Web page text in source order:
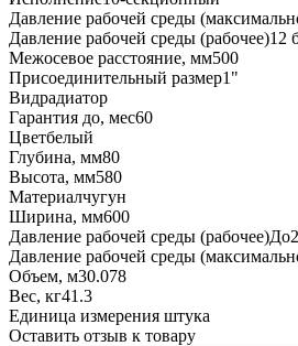
Давление рабочей среды
Давление рабочей среды (рабочее)12
Межосевое расстояние, мм500
Присоединительный размер1"
Видрадиатор
Гарантия до, мес60
Цветбелый
Глубина, мм80
Высота, мм580
Материалчугун
Ширина, мм600
Давление рабочей среды
Давление рабочей среды
Объем, м30.078
Вес, кг41.3
Единица измерения штука
Оставить отзыв к товару